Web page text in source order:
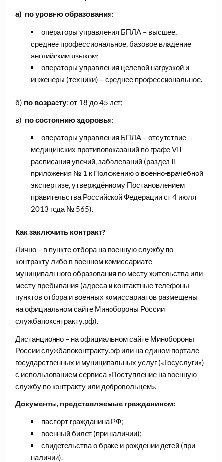
а) по уровню образования:
операторы управления БПЛА – высшее,
среднее профессиональное, базовое владение
английским языком;
операторы управления целевой нагрузкой и
инженеры (техники) – среднее профессиональное.
б) по возрасту: от 18 до 45 лет;
в) по состоянию здоровья:
операторы управления БПЛА – отсутствие
медицинских противопоказаний по графе VII
расписания увечий, заболеваний (раздел II
приложения № 1 к Положению о военно-врачебной
экспертизе, утверждённому Постановлением
правительства Российской Федерации от 4 июля
2013 года № 565).
Как заключить контракт?
Лично – в пункте отбора на военную службу по
контракту либо в военном комиссариате
муниципального образования по месту жительства или
месту пребывания (адреса и контактные телефоны
пунктов отбора и военных комиссариатов размещены
на официальном сайте Минобороны России
службапоконтракту.рф).
Дистанционно – на официальном сайте Минобороны
России службапоконтракту.рф или на едином портале
государственных и муниципальных услуг («Госуслуги»)
с использованием сервиса «Поступление на военную
службу по контракту или добровольцем».
Документы, представляемые гражданином:
паспорт гражданина РФ;
военный билет (при наличии);
свидетельства о браке и рождении детей (при
наличии).